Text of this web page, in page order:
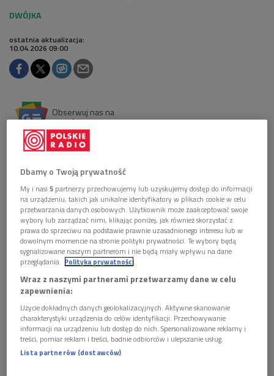
ostatnia aktualizacja:
10.04.2026 09:00
Obserwuj nas na
Google News
W audycji sięgamy po album "Tirakat” z katalogu
Habibi Funk – spotkanie indonezyjskiego tria Ali z
libańskim kompozytorem Charifem Megarbane.To
muzyka, która nie tyle łączy tradycje, co pokazuje ich
naturalne przenikanie – bez wyraźnych granic i
etykiet.
Dbamy o Twoją prywatność
My i nasi5 partnerzy przechowujemy lub uzyskujemy dostęp do informacji
na urządzeniu, takich jak unikalne identyfikatory w plikach cookie w celu
przetwarzania danych osobowych. Użytkownik może zaakceptować swoje
wybory lub zarządzać nimi, klikając poniżej, jak również skorzystać z
prawa do sprzeciwu na podstawie prawnie uzasadnionego interesu lub w
dowolnym momencie na stronie polityki prywatności. Te wybory będą
sygnalizowane naszym partnerom i nie będą miały wpływu na dane
przeglądania. Polityka prywatności
Wraz z naszymi partnerami przetwarzamy dane w celu
zapewnienia:
Użycie dokładnych danych geolokalizacyjnych. Aktywne skanowanie
charakterystyki urządzenia do celów identyfikacji. Przechowywanie
informacji na urządzeniu lub dostęp do nich. Spersonalizowane reklamy i
treści, pomiar reklam i treści, badnie odbiorców i ulepszanie usług.
Lista partnerów (dostawców)